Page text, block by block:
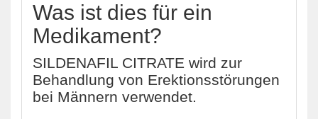
Was ist dies für ein
Medikament?
SILDENAFIL CITRATE wird zur
Behandlung von Erektionsstörungen
bei Männern verwendet.